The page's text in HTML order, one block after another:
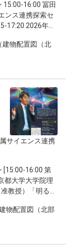
15:00-16:00 冨田
ンス連携探索セ
17:20 2026年度
建物配置図（北
サイエンス連携
都大学大学院理
教授）「明るい
ラッシュトーク
物配置図（北部